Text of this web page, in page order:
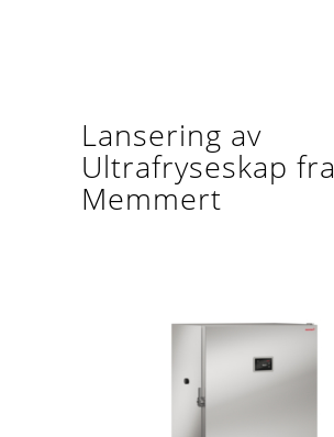
Lansering av
Ultrafryseskap fra
Memmert